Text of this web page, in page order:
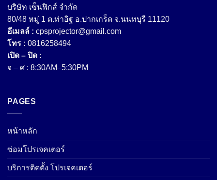
บริษัท เซ็นฟิกส์ จํากัด
80/48 หมู่ 1 ต.ท่าอิฐ อ.ปากเกร็ด จ.นนทบุรี 11120
อีเมลล์ : cpsprojector@gmail.com
โทร : 0816258494
เปิด – ปิด :
จ – ศ : 8:30AM–5:30PM
PAGES
หน้าหลัก
ซ่อมโปรเจคเตอร์
บริการติดตั้ง โปรเจคเตอร์